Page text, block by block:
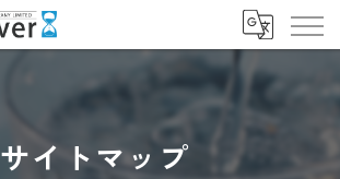
サイトマップ